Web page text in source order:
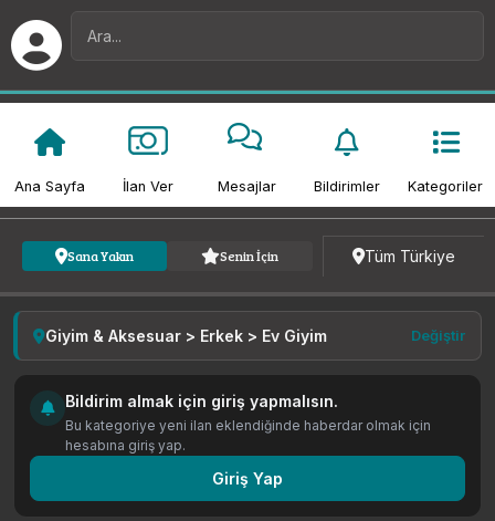
Ana Sayfa İlan Ver Mesajlar Bildirimler Kategoriler
Sana Yakın Senin İçin Tüm Türkiye
Giyim & Aksesuar > Erkek > Ev Giyim Değiştir
Bildirim almak için giriş yapmalısın.
Bu kategoriye yeni ilan eklendiğinde haberdar olmak için
hesabına giriş yap.
Giriş Yap